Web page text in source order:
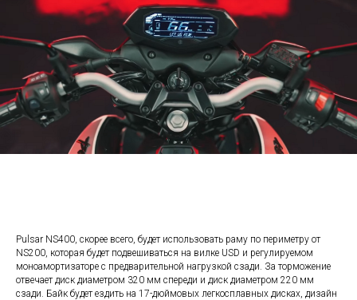
Pulsar NS400, скорее всего, будет использовать раму по периметру от
NS200, которая будет подвешиваться на вилке USD и регулируемом
моноамортизаторе с предварительной нагрузкой сзади. За торможение
отвечает диск диаметром 320 мм спереди и диск диаметром 220 мм
сзади. Байк будет ездить на 17-дюймовых легкосплавных дисках, дизайн